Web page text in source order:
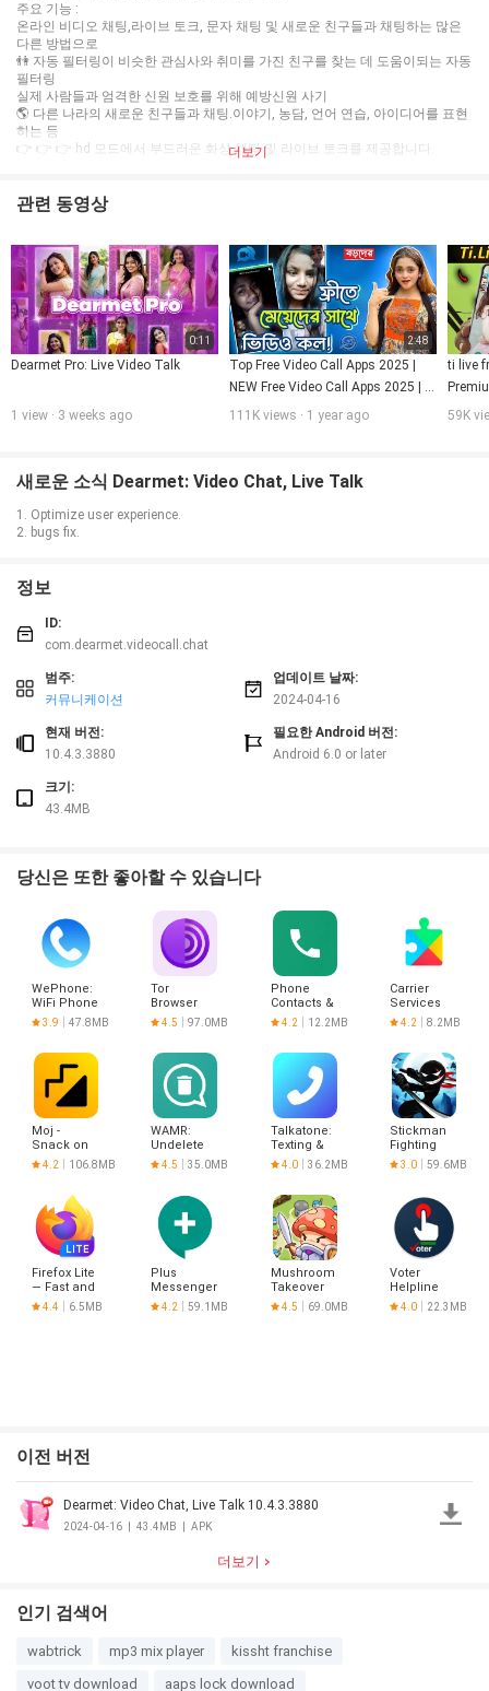
주요 기능 :
온라인 비디오 채팅,라이브 토크, 문자 채팅 및 새로운 친구들과 채팅하는 많은
다른 방법으로
👫 자동 필터링이 비슷한 관심사와 취미를 가진 친구를 찾는 데 도움이되는 자동
필터링
실제 사람들과 엄격한 신원 보호를 위해 예방신원 사기
🌎 다른 나라의 새로운 친구들과 채팅.이야기, 농담, 언어 연습, 아이디어를 표현
하는 등
👉 👉 👉 hd 모드에서 부드러운 화상 채팅 및 라이브 토크를 제공합니다.
즐기십시오.
더보기
관련 동영상
0:11
Dearmet Pro: Live Video Talk
1 view · 3 weeks ago
2:48
Top Free Video Call Apps 2025 |
NEW Free Video Call Apps 2025 |
Best Video Call Video Chats Apps
111K views · 1 year ago
ti live
free
59K
새로운 소식 Dearmet: Video Chat, Live Talk
1. Optimize user experience.
2. bugs fix.
정보
ID:
com.dearmet.videocall.chat
범주:
커뮤니케이션
업데이트 날짜:
2024-04-16
현재 버전:
10.4.3.3880
필요한 Android 버전:
Android 6.0 or later
크기:
43.4MB
당신은 또한 좋아할 수 있습니다
WePhone:
WiFi Phone
Call &Text
3.9 47.8MB
Tor
Browser
4.5 97.0MB
Phone
Contacts &
Calls
4.2 12.2MB
Carrier
Services
4.2 8.2MB
Moj -
Snack on
Indian
Short
Made in
India
4.2 106.8MB
WAMR:
Undelete
messages!
4.5 35.0MB
Talkatone:
Texting &
Calling
4.0 36.2MB
Stickman
Fighting
3.0 59.6MB
Firefox Lite
— Fast and
Secure
Web
4.4 6.5MB
Plus
Messenger
4.2 59.1MB
Mushroom
Takeover
4.5 69.0MB
Voter
Helpline
4.0 22.3MB
이전 버전
Dearmet: Video Chat, Live Talk 10.4.3.3880
2024-04-16 43.4MB APK
더보기
인기 검색어
wabtrick mp3 mix player
kissht franchise
voot tv download
aaps lock download